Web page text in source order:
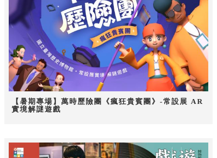
【暑期專場】萬時歷險團《瘋狂貴賓團》-常設展 AR
實境解謎遊戲